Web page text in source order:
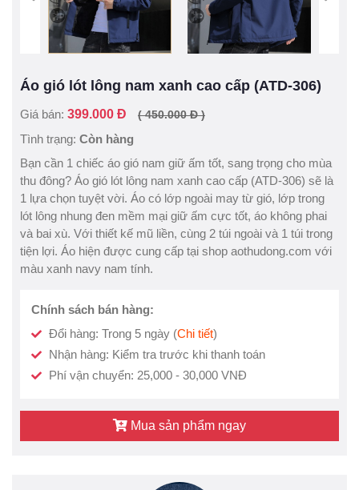
Áo gió lót lông nam xanh cao cấp (ATD-306)
Giá bán: 399.000 Đ ( 450.000 Đ )
Tình trạng: Còn hàng
Bạn cần 1 chiếc áo gió nam giữ ấm tốt, sang trọng cho mùa
thu đông? Áo gió lót lông nam xanh cao cấp (ATD-306) sẽ là
1 lựa chọn tuyệt vời. Áo có lớp ngoài may từ gió, lớp trong
lót lông nhung đen mềm mại giữ ấm cực tốt, áo không phai
và bai xù. Với thiết kế mũ liền, cùng 2 túi ngoài và 1 túi trong
tiện lợi. Áo hiện được cung cấp tại shop aothudong.com với
màu xanh navy nam tính.
Chính sách bán hàng:
Đổi hàng: Trong 5 ngày (Chi tiết)
Nhận hàng: Kiểm tra trước khi thanh toán
Phí vận chuyển: 25,000 - 30,000 VNĐ
Mua sản phẩm ngay